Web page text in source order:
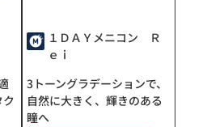
１ＤＡＹメニコン Ｒ
ｅｉ
3トーングラデーションで、
自然に大きく、輝きのある
瞳へ